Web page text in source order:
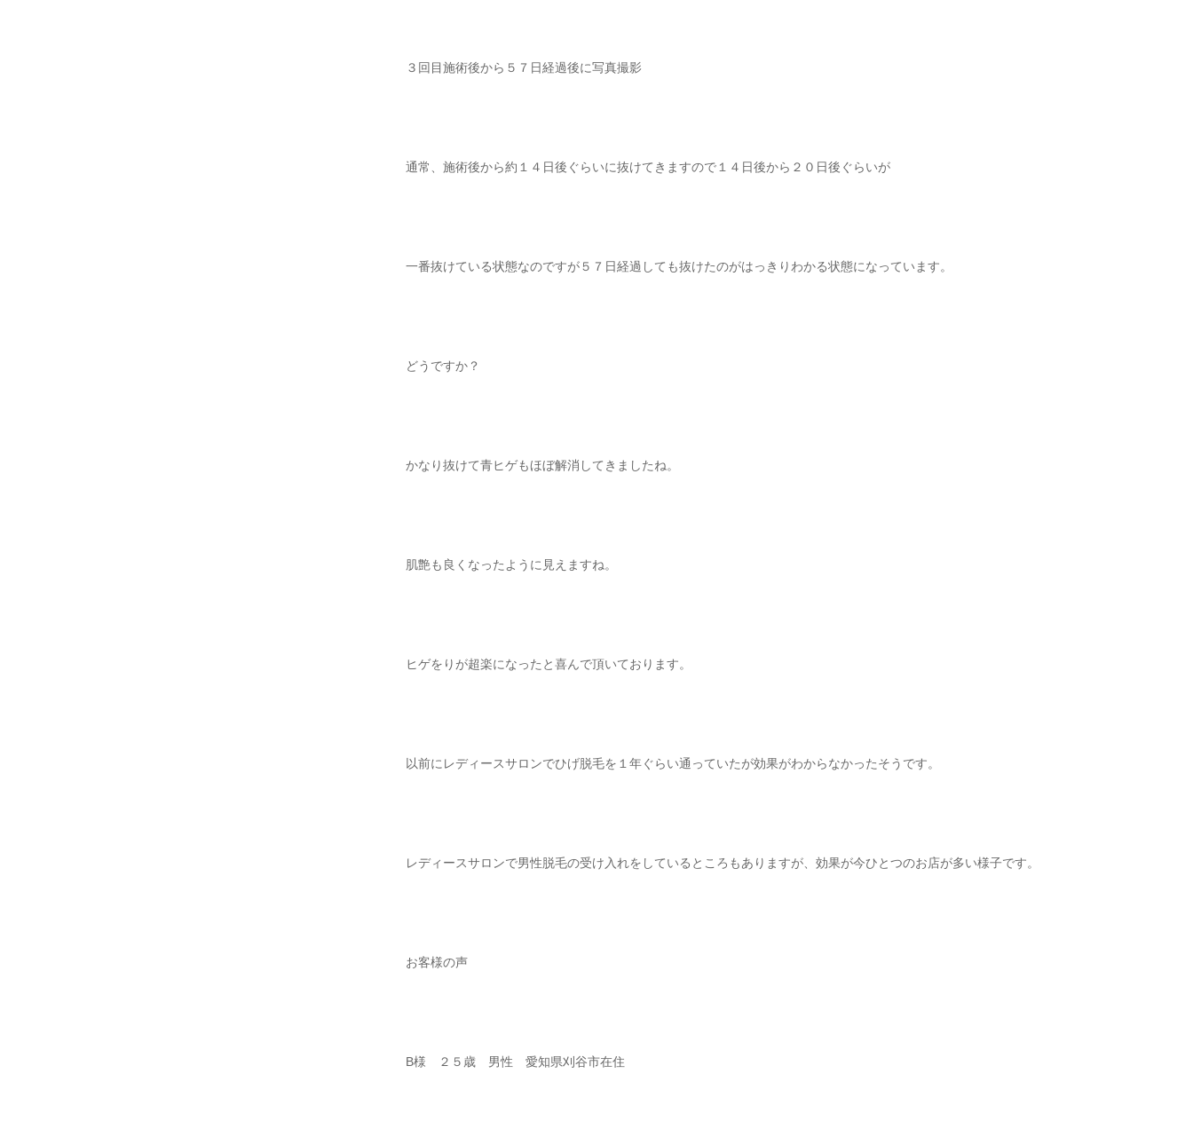
３回目施術後から５７日経過後に写真撮影
通常、施術後から約１４日後ぐらいに抜けてきますので１４日後から２０日後ぐらいが
一番抜けている状態なのですが５７日経過しても抜けたのがはっきりわかる状態になっています。
どうですか？
かなり抜けて青ヒゲもほぼ解消してきましたね。
肌艶も良くなったように見えますね。
ヒゲをりが超楽になったと喜んで頂いております。
以前にレディースサロンでひげ脱毛を１年ぐらい通っていたが効果がわからなかったそうです。
レディースサロンで男性脱毛の受け入れをしているところもありますが、効果が今ひとつのお店が多い様子です。
お客様の声
B様 ２５歳 男性 愛知県刈谷市在住